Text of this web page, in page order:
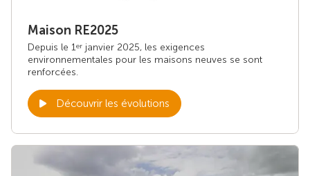
Maison RE2025
Depuis le 1er janvier 2025, les exigences
environnementales pour les maisons neuves se sont
renforcées.
Découvrir les évolutions